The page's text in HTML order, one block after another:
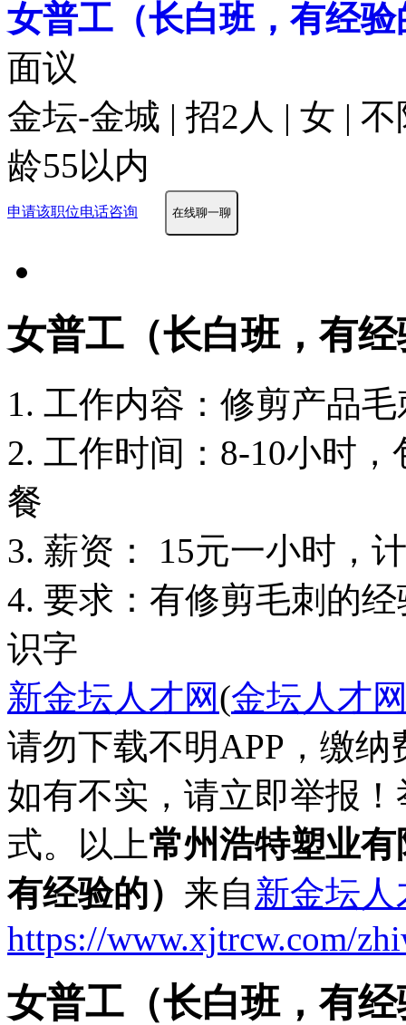
女普工（长白班，有经验
面议
金坛-金城 | 招2人 | 女 |
龄55以内
申请该职位电话咨询 在线聊一聊
女普工（长白班，有
1. 工作内容：修剪产品
2. 工作时间：8-10小时
餐
3. 薪资： 15元一小时，
4. 要求：有修剪毛刺的
识字
新金坛人才网(金坛人才
请勿下载不明APP，缴
如有不实，请立即举报
式。以上常州浩特塑业
有经验的） 来自新金坛人
https://www.xjtrcw.com/
女普工（长白班，有